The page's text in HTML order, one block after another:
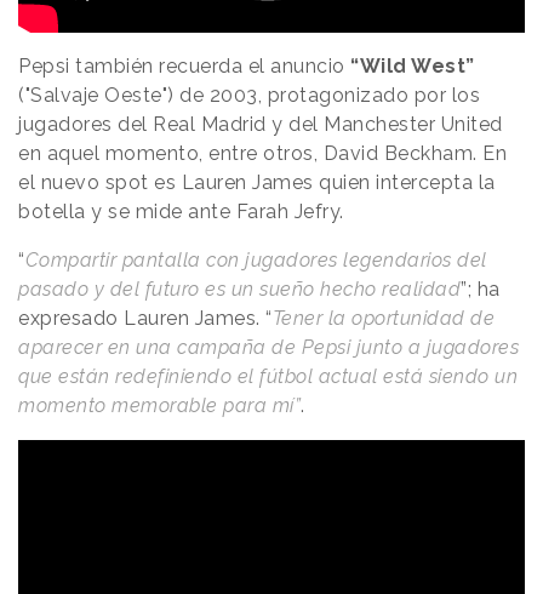
Pepsi también recuerda el anuncio “Wild West”
("Salvaje Oeste") de 2003, protagonizado por los
jugadores del Real Madrid y del Manchester United
en aquel momento, entre otros, David Beckham. En
el nuevo spot es Lauren James quien intercepta la
botella y se mide ante Farah Jefry.
“Compartir pantalla con jugadores legendarios del
pasado y del futuro es un sueño hecho realidad”; ha
expresado Lauren James. “Tener la oportunidad de
aparecer en una campaña de Pepsi junto a jugadores
que están redefiniendo el fútbol actual está siendo un
momento memorable para mí”.